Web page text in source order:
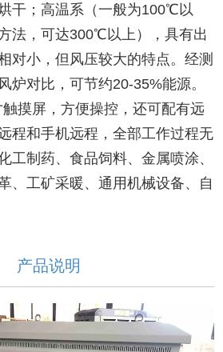
干；高温系（一般为100℃以
法，可达300℃以上），具有出
对小，但风压较大的特点。经测
炉对比，可节约20-35%能源。
摸屏，方便操控，还可配有远
程和手机远程，全部工作过程无
工制药、食品饲料、金属喷涂、
、工矿采暖、通用机械设备、自
产品说明